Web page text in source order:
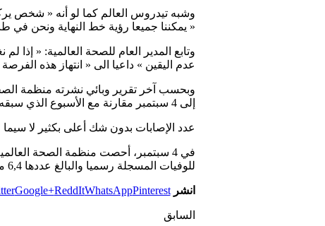
وشبه تيدروس العالم كما لو أنه « شخص
« يمكننا جميعا رؤية خط النهاية ونحن
وتابع المدير العام للصحة العالمية: «
عدم اليقين » داعيا الى « انتهاز هذه
إلى 4 سبتمبر مقارنة مع الأسبوع الذي سبقه ليصل الى حوالى 4,2 مليون إصابة جديدة.
عدد الإصابات بدون شك أعلى بكثير لا
للوفيات المسجلة رسميا والبالغ عددها 6,4 مليون وفاة.
انشر Google+ReddItWhatsAppPinterest
السابق